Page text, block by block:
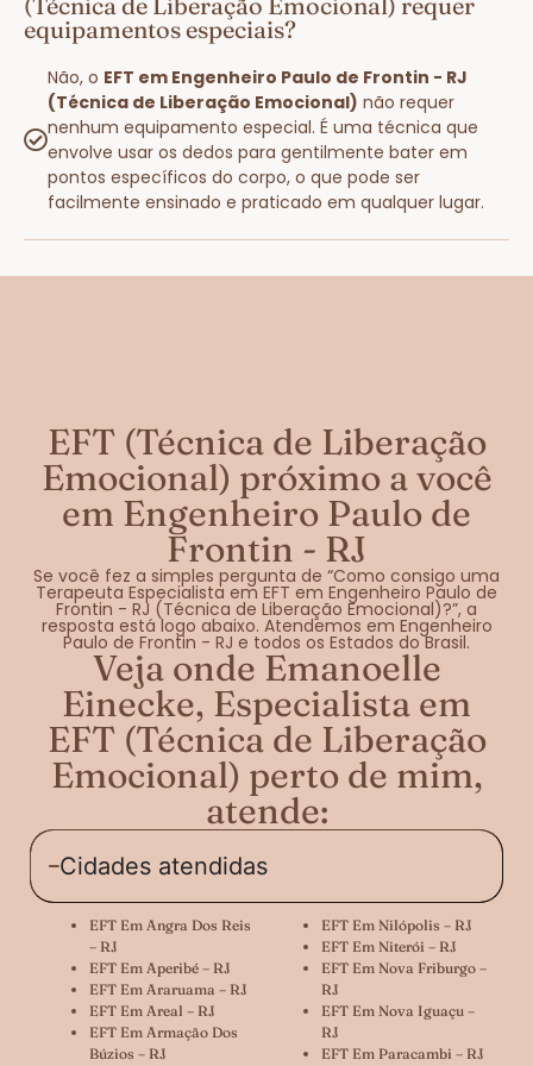
equipamentos especiais?
Não, o EFT em Engenheiro Paulo de Frontin - RJ
(Técnica de Liberação Emocional) não requer
nenhum equipamento especial. É uma técnica que
envolve usar os dedos para gentilmente bater em
pontos específicos do corpo, o que pode ser
facilmente ensinado e praticado em qualquer lugar.
EFT (Técnica de Liberação
Emocional) próximo a você
em Engenheiro Paulo de
Frontin - RJ
Se você fez a simples pergunta de “Como consigo uma
Terapeuta Especialista em EFT em Engenheiro Paulo de
Frontin - RJ (Técnica de Liberação Emocional)?”, a
resposta está logo abaixo. Atendemos em Engenheiro
Paulo de Frontin - RJ e todos os Estados do Brasil.
Veja onde Emanoelle
Einecke, Especialista em
EFT (Técnica de Liberação
Emocional) perto de mim,
atende:
Cidades atendidas
EFT Em Angra Dos Reis
– RJ
EFT Em Aperibé – RJ
EFT Em Araruama – RJ
EFT Em Areal – RJ
EFT Em Armação Dos
Búzios – RJ
EFT Em Nilópolis – RJ
EFT Em Niterói – RJ
EFT Em Nova Friburgo –
RJ
EFT Em Nova Iguaçu –
RJ
EFT Em Paracambi – RJ